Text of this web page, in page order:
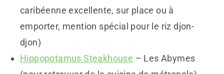
caribéenne excellente, sur place ou à
emporter, mention spécial pour le riz djon-
djon)
Hippopotamus Steakhouse – Les Abymes